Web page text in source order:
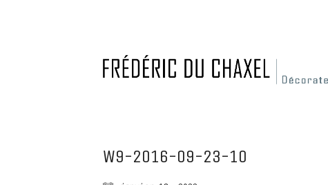
W9-2016-09-23-10